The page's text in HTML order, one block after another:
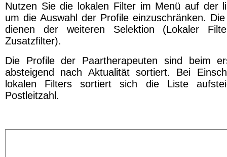
Nutzen Sie die lokalen Filter im Menü auf der
um die Auswahl der Profile einzuschränken.
dienen der weiteren Selektion (Lokaler
Zusatzfilter).
Die Profile der Paartherapeuten sind beim
absteigend nach Aktualität sortiert. Bei
lokalen Filters sortiert sich die Liste
Postleitzahl.